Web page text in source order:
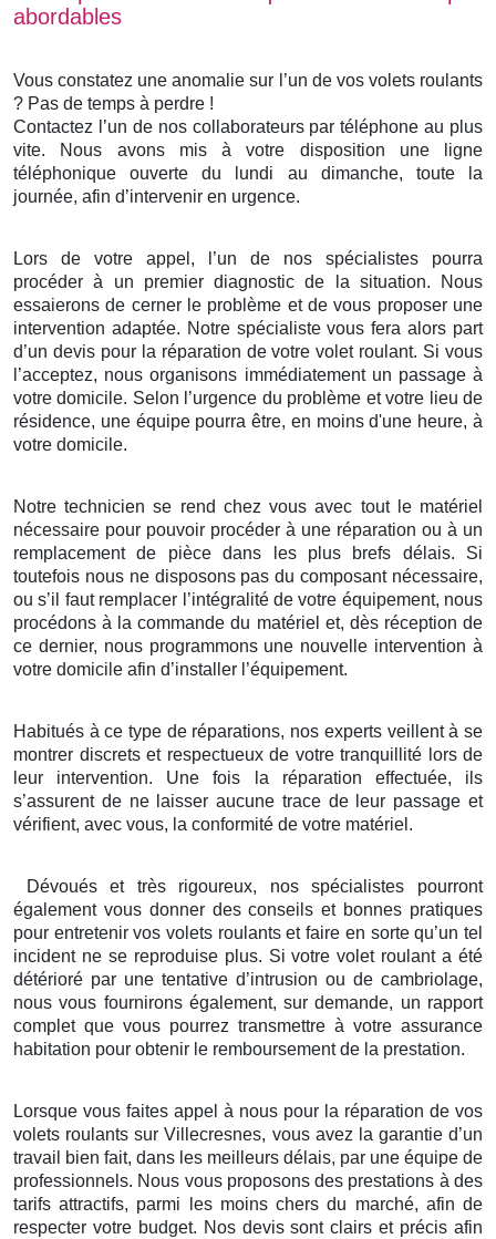
abordables
Vous constatez une anomalie sur l’un de vos volets roulants
? Pas de temps à perdre !
Contactez l’un de nos collaborateurs par téléphone au plus
vite. Nous avons mis à votre disposition une ligne
téléphonique ouverte du lundi au dimanche, toute la
journée, afin d’intervenir en urgence.
Lors de votre appel, l’un de nos spécialistes pourra
procéder à un premier diagnostic de la situation. Nous
essaierons de cerner le problème et de vous proposer une
intervention adaptée. Notre spécialiste vous fera alors part
d’un devis pour la réparation de votre volet roulant. Si vous
l’acceptez, nous organisons immédiatement un passage à
votre domicile. Selon l’urgence du problème et votre lieu de
résidence, une équipe pourra être, en moins d'une heure, à
votre domicile.
Notre technicien se rend chez vous avec tout le matériel
nécessaire pour pouvoir procéder à une réparation ou à un
remplacement de pièce dans les plus brefs délais. Si
toutefois nous ne disposons pas du composant nécessaire,
ou s’il faut remplacer l’intégralité de votre équipement, nous
procédons à la commande du matériel et, dès réception de
ce dernier, nous programmons une nouvelle intervention à
votre domicile afin d’installer l’équipement.
Habitués à ce type de réparations, nos experts veillent à se
montrer discrets et respectueux de votre tranquillité lors de
leur intervention. Une fois la réparation effectuée, ils
s’assurent de ne laisser aucune trace de leur passage et
vérifient, avec vous, la conformité de votre matériel.
Dévoués et très rigoureux, nos spécialistes pourront
également vous donner des conseils et bonnes pratiques
pour entretenir vos volets roulants et faire en sorte qu’un tel
incident ne se reproduise plus. Si votre volet roulant a été
détérioré par une tentative d’intrusion ou de cambriolage,
nous vous fournirons également, sur demande, un rapport
complet que vous pourrez transmettre à votre assurance
habitation pour obtenir le remboursement de la prestation.
Lorsque vous faites appel à nous pour la réparation de vos
volets roulants sur Villecresnes, vous avez la garantie d’un
travail bien fait, dans les meilleurs délais, par une équipe de
professionnels. Nous vous proposons des prestations à des
tarifs attractifs, parmi les moins chers du marché, afin de
respecter votre budget. Nos devis sont clairs et précis afin